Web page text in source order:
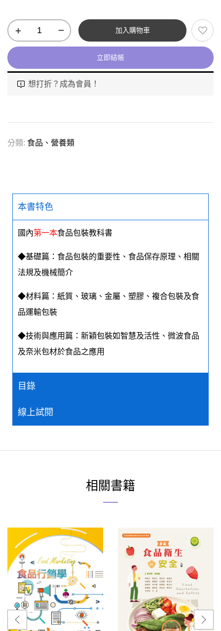
加入購物車
立即結帳
想打折？成為會員！
分類: 食品、營養類
本書特色
國內第一本食品包裝教科書
◆基礎篇：食品包裝的重要性、食品保存原理、相關
法規及機械簡介
◆材料篇：紙質、玻璃、金屬、塑膠、複合包裝及食
品運輸包裝
◆技術與應用篇：新穎包裝如智慧及活性、微波食品
及奈米包材於食品之應用
目錄
線上試閱
相關書籍